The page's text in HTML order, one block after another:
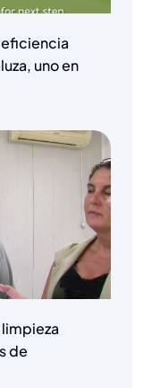
uno en
de